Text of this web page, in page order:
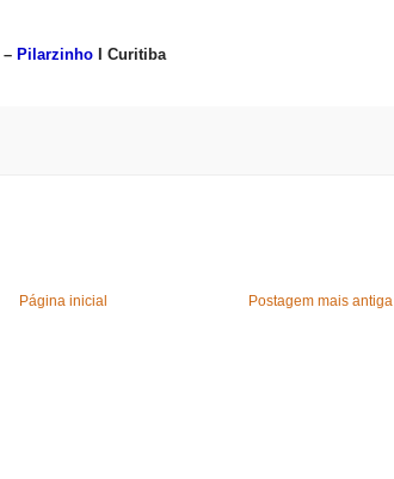
– Pilarzinho I Curitiba
Postagem mais antiga
Página inicial